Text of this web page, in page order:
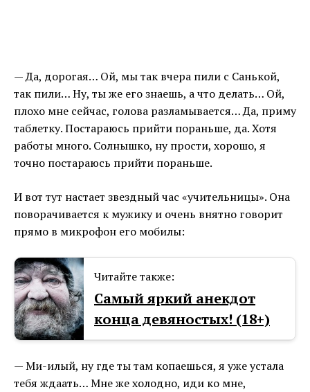
— Да, дорогая… Ой, мы так вчера пили с Санькой,
так пили… Ну, ты же его знаешь, а что делать… Ой,
плохо мне сейчас, голова разламывается… Да, приму
таблетку. Постараюсь прийти пораньше, да. Хотя
работы много. Солнышко, ну прости, хорошо, я
точно постараюсь прийти пораньше.
И вот тут настает звездный час «учительницы». Она
поворачивается к мужику и очень внятно говорит
прямо в микрофон его мобилы:
Читайте также:
Самый яркий анекдот
конца девяностых! (18+)
— Ми-илый, ну где ты там копаешься, я уже устала
тебя ждаать… Мне же холодно, иди ко мне,